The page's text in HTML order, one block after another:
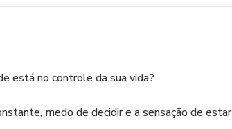
está no controle da sua vida?
medo de decidir e a sensação de estar